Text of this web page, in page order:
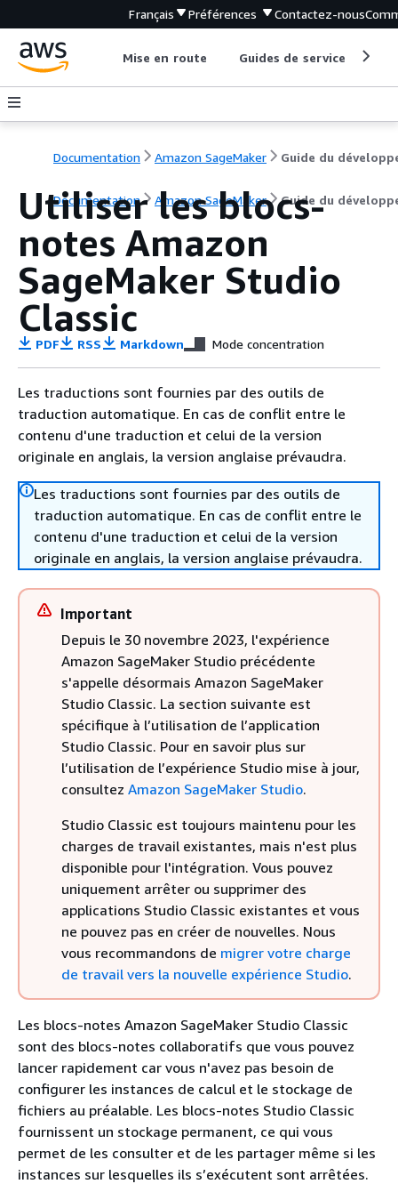
Français Préférences Contactez-nous
Mise en route Guides de service
Documentation Amazon SageMaker Guide du
Documentation Amazon SageMaker Guide du
Utiliser les blocs-
notes Amazon
SageMaker Studio
Classic
PDF RSS Markdown Mode concentration
Les traductions sont fournies par des outils de
traduction automatique. En cas de conflit entre le
contenu d'une traduction et celui de la version
originale en anglais, la version anglaise prévaudra.
Les traductions sont fournies par des outils de
traduction automatique. En cas de conflit entre le
contenu d'une traduction et celui de la version
originale en anglais, la version anglaise prévaudra.
Important
Depuis le 30 novembre 2023, l'expérience
Amazon SageMaker Studio précédente
s'appelle désormais Amazon SageMaker
Studio Classic. La section suivante est
spécifique à l’utilisation de l’application
Studio Classic. Pour en savoir plus sur
l’utilisation de l’expérience Studio mise à jour,
consultez Amazon SageMaker Studio.
Studio Classic est toujours maintenu pour les
charges de travail existantes, mais n'est plus
disponible pour l'intégration. Vous pouvez
uniquement arrêter ou supprimer des
applications Studio Classic existantes et vous
ne pouvez pas en créer de nouvelles. Nous
vous recommandons de migrer votre charge
de travail vers la nouvelle expérience Studio.
Les blocs-notes Amazon SageMaker Studio Classic
sont des blocs-notes collaboratifs que vous pouvez
lancer rapidement car vous n'avez pas besoin de
configurer les instances de calcul et le stockage de
fichiers au préalable. Les blocs-notes Studio Classic
fournissent un stockage permanent, ce qui vous
permet de les consulter et de les partager même si les
instances sur lesquelles ils s’exécutent sont arrêtées.